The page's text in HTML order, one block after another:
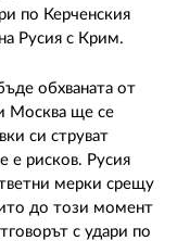
по Керченския
Русия с Крим.
обхваната от
Москва ще се
си струват
е рисков. Русия
мерки срещу
до този момент
с удари по